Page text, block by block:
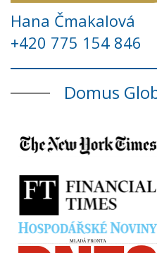
Hana Čmakalová
+420 775 154 846
Domus